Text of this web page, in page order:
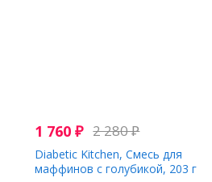
1 760₽ 2 280₽
Diabetic Kitchen, Смесь для
маффинов с голубикой, 203 г